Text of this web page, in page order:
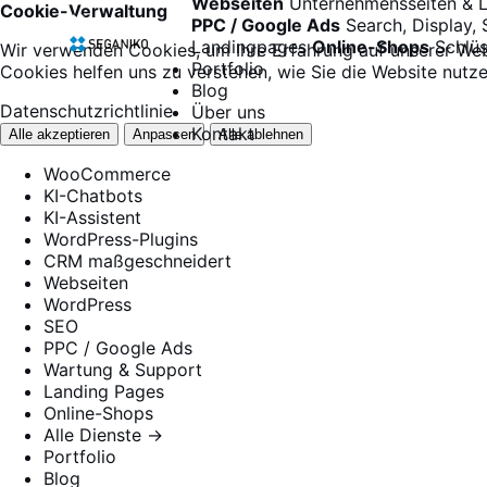
Cookie-Verwaltung
Wir verwenden Cookies, um Ihre Erfahrung auf unserer
Cookies helfen uns zu verstehen, wie Sie die Website
Datenschutzrichtlinie
Alle akzeptieren Anpassen Alle ablehnen
PPC / Google Ads Search, Display,
Landingpages Online-Shops
Portfolio
Blog
Über uns
Kontakt
WooCommerce
KI-Chatbots
KI-Assistent
WordPress-Plugins
CRM maßgeschneidert
Webseiten
WordPress
SEO
PPC / Google Ads
Wartung & Support
Landing Pages
Online-Shops
Alle Dienste →
Portfolio
Blog